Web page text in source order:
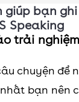
giúp bạn
Speaking
trải
chuyện để
bạn nên